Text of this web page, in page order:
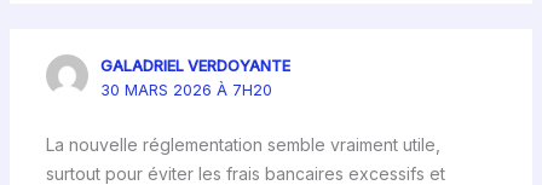
GALADRIEL VERDOYANTE
30 MARS 2026 À 7H20
La nouvelle réglementation semble vraiment utile,
surtout pour éviter les frais bancaires excessifs et